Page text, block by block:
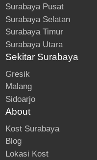
Surabaya Pusat
Surabaya Selatan
Surabaya Timur
Surabaya Utara
Sekitar Surabaya
Gresik
Malang
Sidoarjo
About
Kost Surabaya
Blog
Lokasi Kost